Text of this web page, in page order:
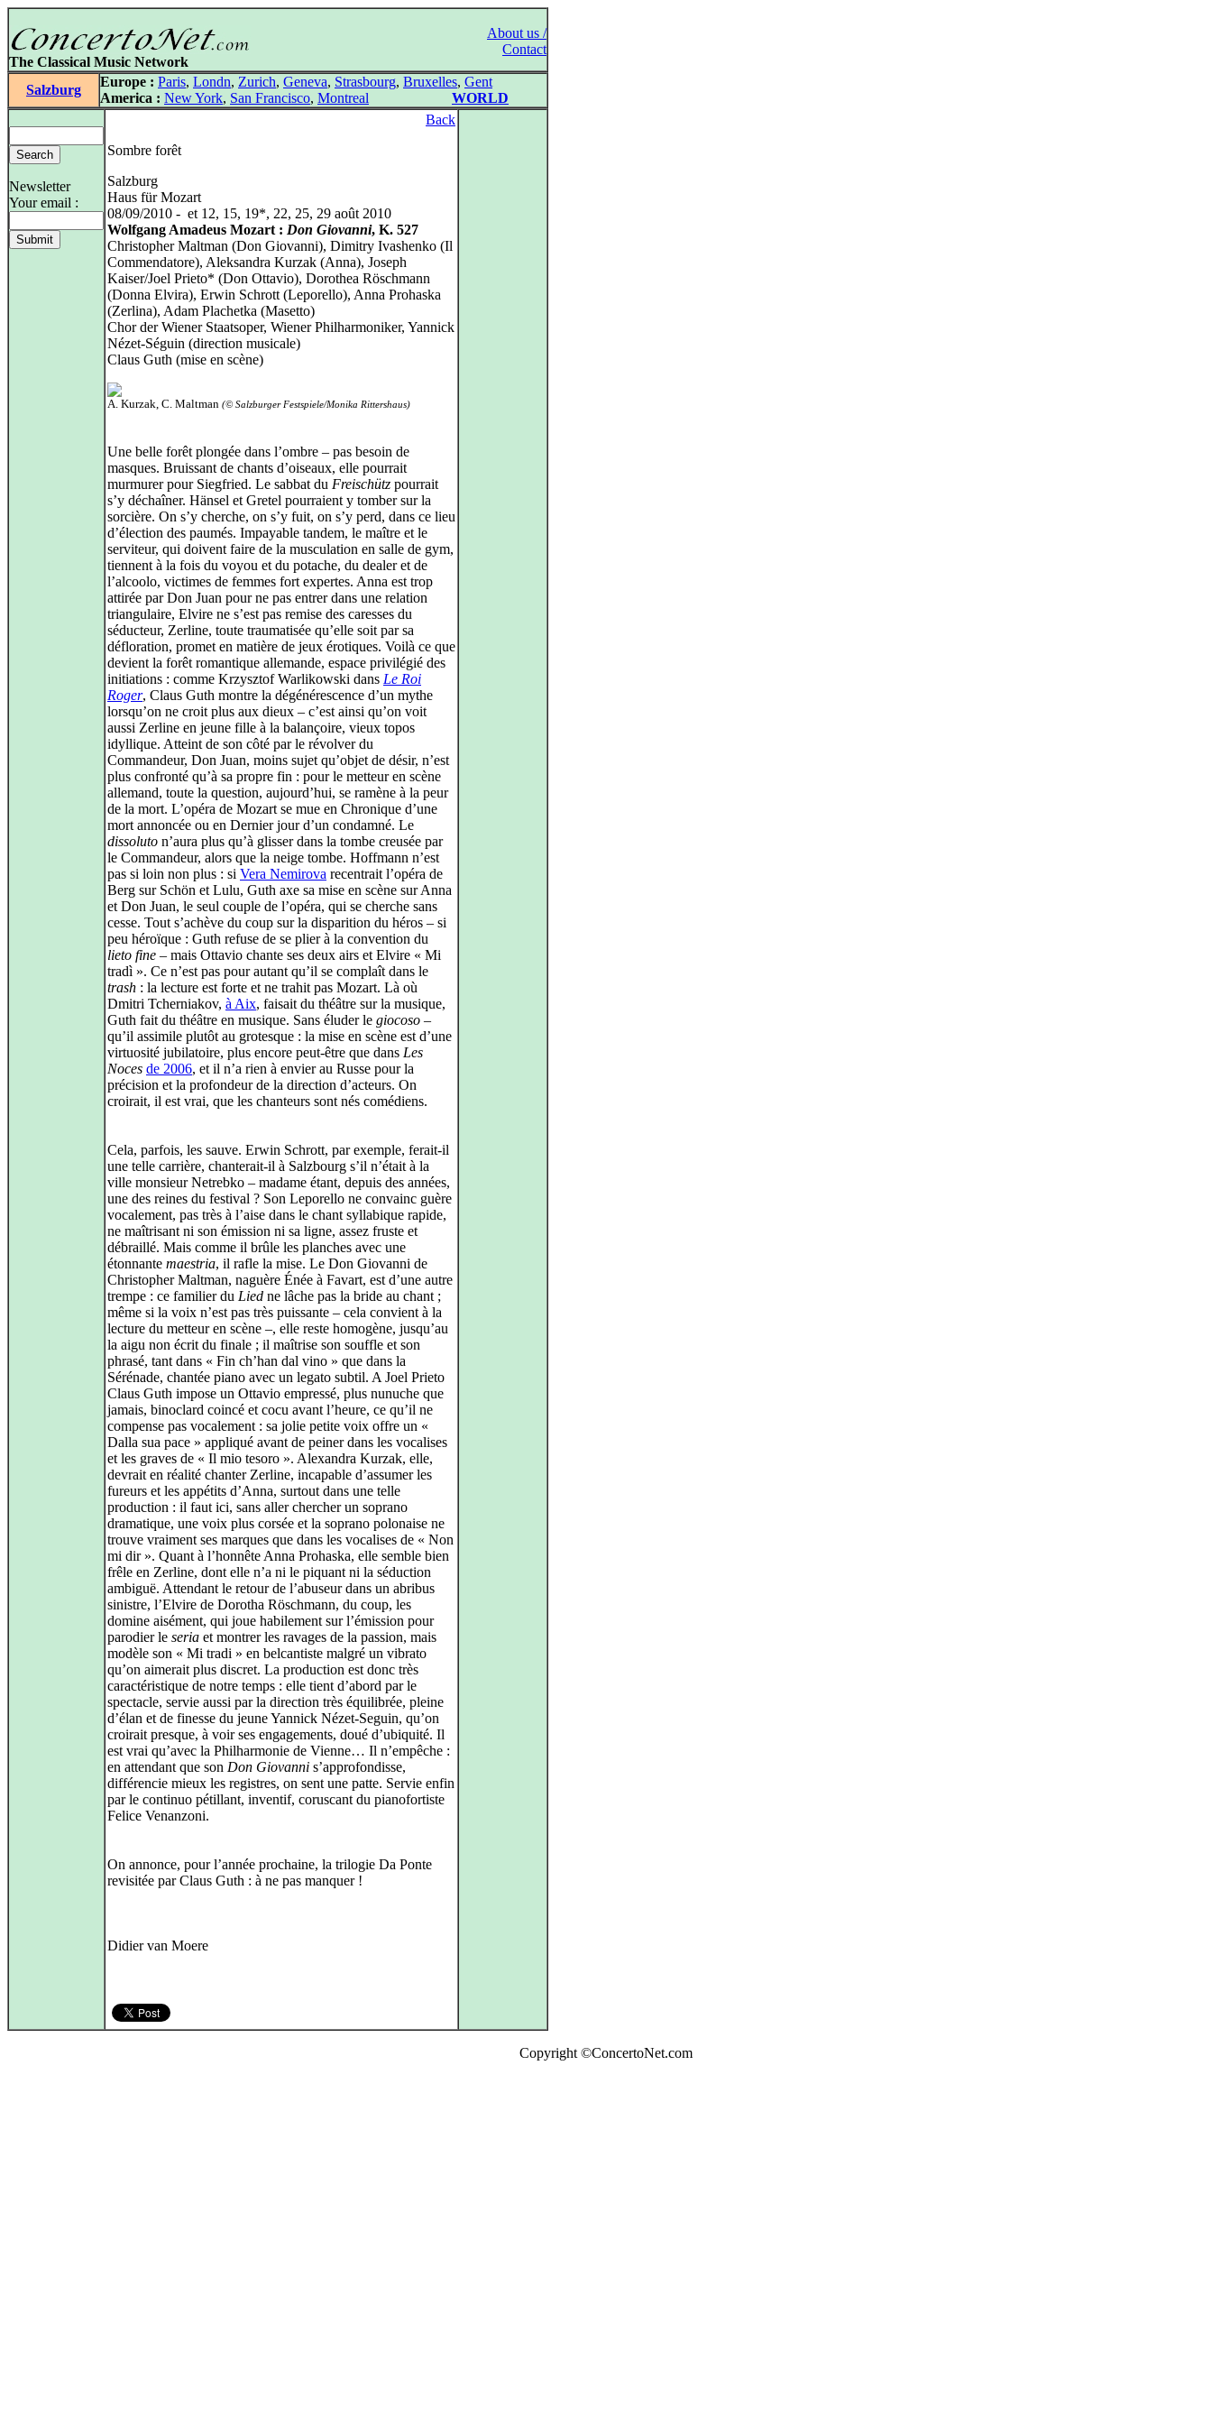
About us /
Contact
The Classical Music Network
Salzburg
Europe : Paris, Londn, Zurich, Geneva, Strasbourg, Bruxelles, Gent
America : New York, San Francisco, Montreal WORLD
Newsletter
Your email :
Back
Sombre forêt
Salzburg
Haus für Mozart
08/09/2010 - et 12, 15, 19*, 22, 25, 29 août 2010
Wolfgang Amadeus Mozart : Don Giovanni, K. 527
Christopher Maltman (Don Giovanni), Dimitry Ivashenko (Il
Commendatore), Aleksandra Kurzak (Anna), Joseph
Kaiser/Joel Prieto* (Don Ottavio), Dorothea Röschmann
(Donna Elvira), Erwin Schrott (Leporello), Anna Prohaska
(Zerlina), Adam Plachetka (Masetto)
Chor der Wiener Staatsoper, Wiener Philharmoniker, Yannick
Nézet-Séguin (direction musicale)
Claus Guth (mise en scène)
A. Kurzak, C. Maltman (© Salzburger Festspiele/Monika Rittershaus)
Une belle forêt plongée dans l’ombre – pas besoin de
masques. Bruissant de chants d’oiseaux, elle pourrait
murmurer pour Siegfried. Le sabbat du Freischütz pourrait
s’y déchaîner. Hänsel et Gretel pourraient y tomber sur la
sorcière. On s’y cherche, on s’y fuit, on s’y perd, dans ce lieu
d’élection des paumés. Impayable tandem, le maître et le
serviteur, qui doivent faire de la musculation en salle de gym,
tiennent à la fois du voyou et du potache, du dealer et de
l’alcoolo, victimes de femmes fort expertes. Anna est trop
attirée par Don Juan pour ne pas entrer dans une relation
triangulaire, Elvire ne s’est pas remise des caresses du
séducteur, Zerline, toute traumatisée qu’elle soit par sa
défloration, promet en matière de jeux érotiques. Voilà ce que
devient la forêt romantique allemande, espace privilégié des
initiations : comme Krzysztof Warlikowski dans Le Roi
Roger, Claus Guth montre la dégénérescence d’un mythe
lorsqu’on ne croit plus aux dieux – c’est ainsi qu’on voit
aussi Zerline en jeune fille à la balançoire, vieux topos
idyllique. Atteint de son côté par le révolver du
Commandeur, Don Juan, moins sujet qu’objet de désir, n’est
plus confronté qu’à sa propre fin : pour le metteur en scène
allemand, toute la question, aujourd’hui, se ramène à la peur
de la mort. L’opéra de Mozart se mue en Chronique d’une
mort annoncée ou en Dernier jour d’un condamné. Le
dissoluto n’aura plus qu’à glisser dans la tombe creusée par
le Commandeur, alors que la neige tombe. Hoffmann n’est
pas si loin non plus : si Vera Nemirova recentrait l’opéra de
Berg sur Schön et Lulu, Guth axe sa mise en scène sur Anna
et Don Juan, le seul couple de l’opéra, qui se cherche sans
cesse. Tout s’achève du coup sur la disparition du héros – si
peu héroïque : Guth refuse de se plier à la convention du
lieto fine – mais Ottavio chante ses deux airs et Elvire « Mi
tradì ». Ce n’est pas pour autant qu’il se complaît dans le
trash : la lecture est forte et ne trahit pas Mozart. Là où
Dmitri Tcherniakov, à Aix, faisait du théâtre sur la musique,
Guth fait du théâtre en musique. Sans éluder le giocoso –
qu’il assimile plutôt au grotesque : la mise en scène est d’une
virtuosité jubilatoire, plus encore peut-être que dans Les
Noces de 2006, et il n’a rien à envier au Russe pour la
précision et la profondeur de la direction d’acteurs. On
croirait, il est vrai, que les chanteurs sont nés comédiens.
Cela, parfois, les sauve. Erwin Schrott, par exemple, ferait-il
une telle carrière, chanterait-il à Salzbourg s’il n’était à la
ville monsieur Netrebko – madame étant, depuis des années,
une des reines du festival ? Son Leporello ne convainc guère
vocalement, pas très à l’aise dans le chant syllabique rapide,
ne maîtrisant ni son émission ni sa ligne, assez fruste et
débraillé. Mais comme il brûle les planches avec une
étonnante maestria, il rafle la mise. Le Don Giovanni de
Christopher Maltman, naguère Énée à Favart, est d’une autre
trempe : ce familier du Lied ne lâche pas la bride au chant ;
même si la voix n’est pas très puissante – cela convient à la
lecture du metteur en scène –, elle reste homogène, jusqu’au
la aigu non écrit du finale ; il maîtrise son souffle et son
phrasé, tant dans « Fin ch’han dal vino » que dans la
Sérénade, chantée piano avec un legato subtil. A Joel Prieto
Claus Guth impose un Ottavio empressé, plus nunuche que
jamais, binoclard coincé et cocu avant l’heure, ce qu’il ne
compense pas vocalement : sa jolie petite voix offre un «
Dalla sua pace » appliqué avant de peiner dans les vocalises
et les graves de « Il mio tesoro ». Alexandra Kurzak, elle,
devrait en réalité chanter Zerline, incapable d’assumer les
fureurs et les appétits d’Anna, surtout dans une telle
production : il faut ici, sans aller chercher un soprano
dramatique, une voix plus corsée et la soprano polonaise ne
trouve vraiment ses marques que dans les vocalises de « Non
mi dir ». Quant à l’honnête Anna Prohaska, elle semble bien
frêle en Zerline, dont elle n’a ni le piquant ni la séduction
ambiguë. Attendant le retour de l’abuseur dans un abribus
sinistre, l’Elvire de Dorotha Röschmann, du coup, les
domine aisément, qui joue habilement sur l’émission pour
parodier le seria et montrer les ravages de la passion, mais
modèle son « Mi tradi » en belcantiste malgré un vibrato
qu’on aimerait plus discret. La production est donc très
caractéristique de notre temps : elle tient d’abord par le
spectacle, servie aussi par la direction très équilibrée, pleine
d’élan et de finesse du jeune Yannick Nézet-Seguin, qu’on
croirait presque, à voir ses engagements, doué d’ubiquité. Il
est vrai qu’avec la Philharmonie de Vienne… Il n’empêche :
en attendant que son Don Giovanni s’approfondisse,
différencie mieux les registres, on sent une patte. Servie enfin
par le continuo pétillant, inventif, coruscant du pianofortiste
Felice Venanzoni.
On annonce, pour l’année prochaine, la trilogie Da Ponte
revisitée par Claus Guth : à ne pas manquer !
Didier van Moere
Copyright ©ConcertoNet.com